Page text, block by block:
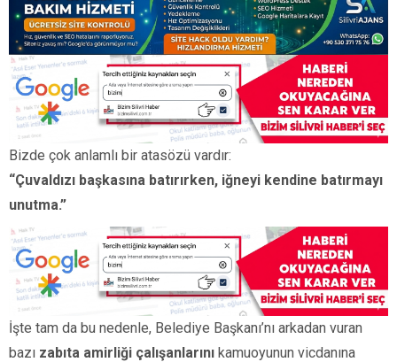
Bizde çok anlamlı bir atasözü vardır:
“Çuvaldızı başkasına batırırken, iğneyi kendine batırmayı
unutma.”
İşte tam da bu nedenle, Belediye Başkanı’nı arkadan vuran
bazı zabıta amirliği çalışanlarını kamuoyunun vicdanına